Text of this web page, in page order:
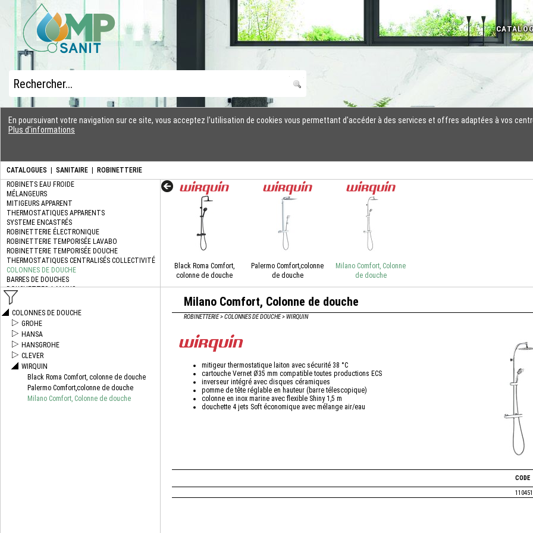
CATALOGUES SANITAIRE ROBINETTERIE
En poursuivant votre navigation sur ce site, vous acceptez l'utilisation de cookies vous permettant d'accéder à des services et offres adaptées à vos
Plus d'informations
Black Roma Comfort,
colonne de douche
Palermo Comfort,colonne
de douche
Milano Comfort, Colonne
de douche